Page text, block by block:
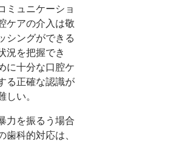
ミュニケーショ
ケアの介入は敬
シングができる
況を把握でき
に十分な口腔ケ
る正確な認識が
い。
力を振るう場合
科的対応は、